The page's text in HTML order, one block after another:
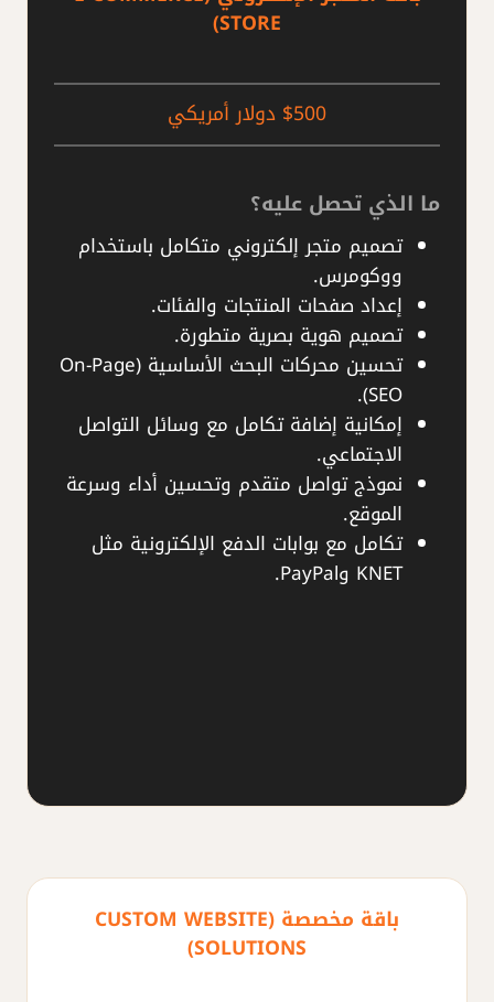
STORE)
$500 دولار أمريكي
ما الذي تحصل عليه؟
تصميم متجر إلكتروني متكامل باستخدام
ووكومرس.
إعداد صفحات المنتجات والفئات.
تصميم هوية بصرية متطورة.
تحسين محركات البحث الأساسية (On-Page
SEO).
إمكانية إضافة تكامل مع وسائل التواصل
الاجتماعي.
نموذج تواصل متقدم وتحسين أداء وسرعة
الموقع.
تكامل مع بوابات الدفع الإلكترونية مثل
KNET وPayPal.
باقة مخصصة (CUSTOM WEBSITE
SOLUTIONS)